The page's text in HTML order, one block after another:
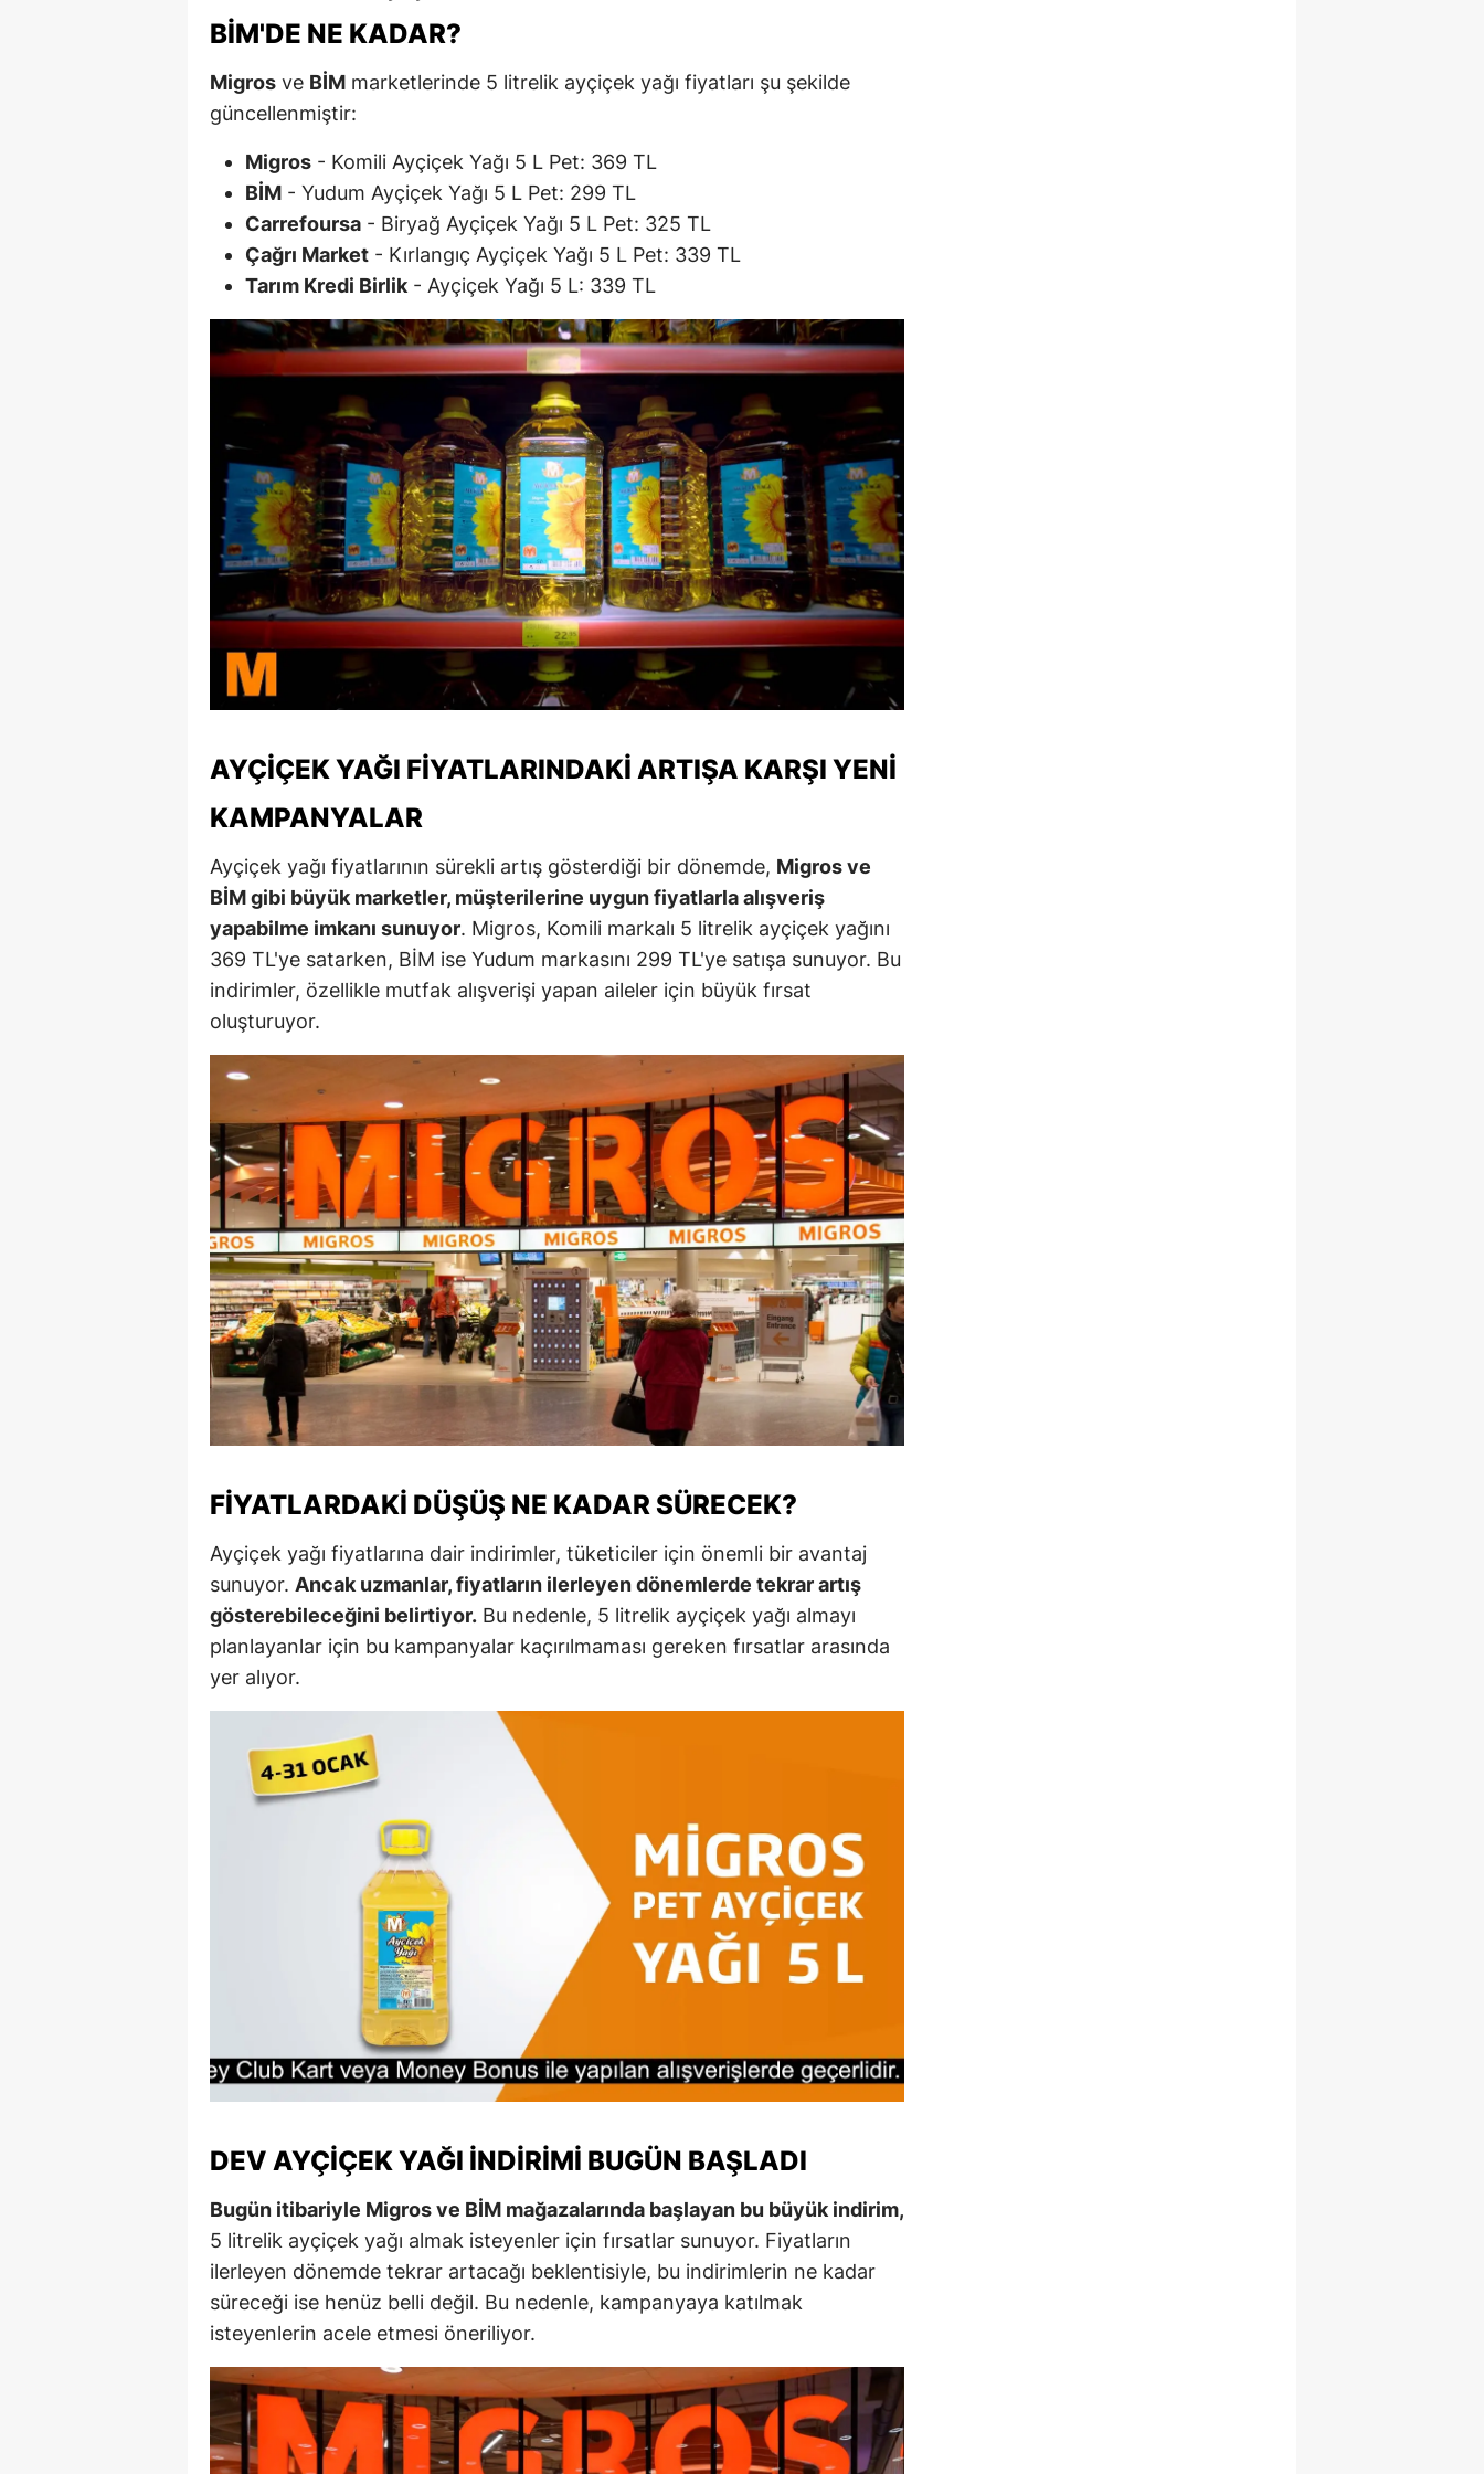
İstanbul
Kars
Kastamonu
Kayseri
Kırklareli
Kırşehir
Konya
Kütahya
Malatya
Manisa
Kahramanmaraş
Muğla
Muş
Ordu
Rize
Sakarya
Siirt
Sinop
Sivas
Tekirdağ
Tokat
Trabzon
Tunceli
Şanlıurfa
Yozgat
Zonguldak
Aksaray
Bayburt
Karaman
Kırıkkale
Karabük
Osmaniye
Düzce
BİM'DE NE KADAR?
Migros ve BİM marketlerinde 5 litrelik ayçiçek yağı fiyatları şu şekilde
güncellenmiştir:
Migros - Komili Ayçiçek Yağı 5 L Pet: 369 TL
BİM - Yudum Ayçiçek Yağı 5 L Pet: 299 TL
Carrefoursa - Biryağ Ayçiçek Yağı 5 L Pet: 325 TL
Çağrı Market - Kırlangıç Ayçiçek Yağı 5 L Pet: 339 TL
Tarım Kredi Birlik- Ayçiçek Yağı 5 L: 339 TL
AYÇIÇEK YAĞI FIYATLARINDAKI ARTIŞA KARŞI YENI
KAMPANYALAR
Ayçiçek yağı fiyatlarının sürekli artış gösterdiği bir dönemde, Migros ve
BİM gibi büyük marketler, müşterilerine uygun fiyatlarla alışveriş
yapabilme imkanı sunuyor. Migros, Komili markalı 5 litrelik ayçiçek yağını
369 TL'ye satarken, BİM ise Yudum markasını 299 TL'ye satışa sunuyor. Bu
indirimler, özellikle mutfak alışverişi yapan aileler için büyük fırsat
oluşturuyor.
FIYATLARDAKI DÜŞÜŞ NE KADAR SÜRECEK?
Ayçiçek yağı fiyatlarına dair indirimler, tüketiciler için önemli bir avantaj
sunuyor. Ancak uzmanlar, fiyatların ilerleyen dönemlerde tekrar artış
gösterebileceğini belirtiyor. Bu nedenle, 5 litrelik ayçiçek yağı almayı
planlayanlar için bu kampanyalar kaçırılmaması gereken fırsatlar arasında
yer alıyor.
DEV AYÇIÇEK YAĞI İNDIRIMI BUGÜN BAŞLADI
Bugün itibariyle Migros ve BİM mağazalarında başlayan bu büyük indirim,
5 litrelik ayçiçek yağı almak isteyenler için fırsatlar sunuyor. Fiyatların
ilerleyen dönemde tekrar artacağı beklentisiyle, bu indirimlerin ne kadar
süreceği ise henüz belli değil. Bu nedenle, kampanyaya katılmak
isteyenlerin acele etmesi öneriliyor.